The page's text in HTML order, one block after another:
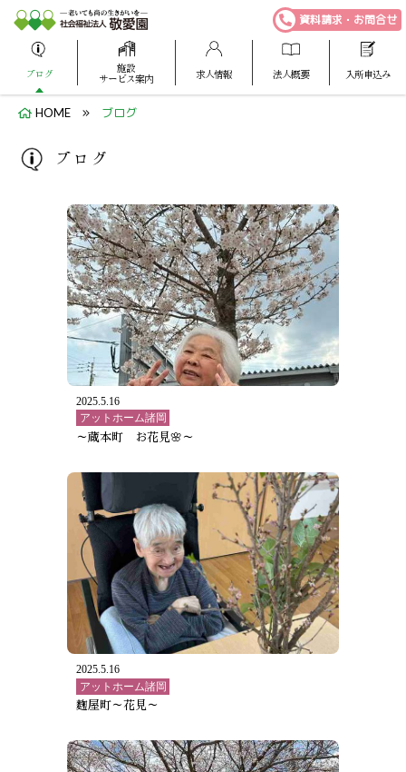
ブログ
施設
サービス案内
求人情報 法人概要 入所申込み
資料請求・お問合せ
HOME ブログ
ブログ
2025.5.16
アットホーム諸岡
～蔵本町 お花見🌸～
2025.5.16
アットホーム諸岡
麴屋町～花見～